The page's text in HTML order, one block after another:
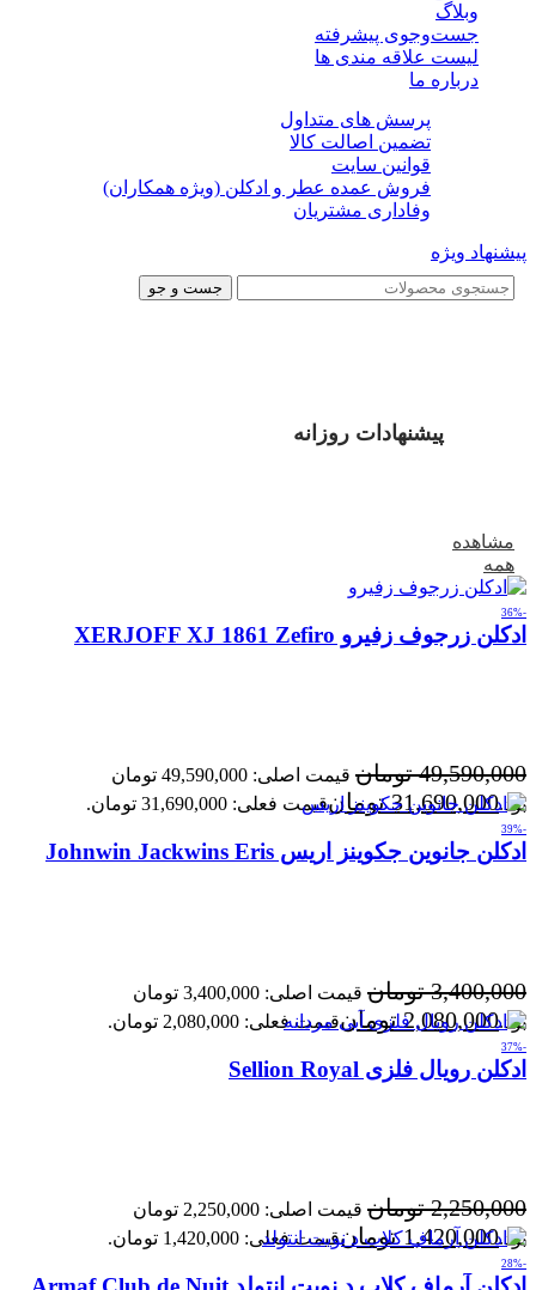
وبلاگ
جست‌وجوی پیشرفته
لیست علاقه مندی ها
درباره ما
پرسش های متداول
تضمین اصالت کالا
قوانین سایت
فروش عمده عطر و ادکلن (ویژه همکاران)
وفاداری مشتریان
پیشنهاد ویژه
جست و جو
پیشنهادات روزانه
مشاهده
همه
-36%
ادکلن زرجوف زفیرو XERJOFF XJ 1861 Zefiro
49,590,000 تومان
قیمت اصلی: 49,590,000 تومان
بود.31,690,000 تومانقیمت فعلی: 31,690,000 تومان.
-39%
ادکلن جانوین جکوینز اریس Johnwin Jackwins Eris
3,400,000 تومان
قیمت اصلی: 3,400,000 تومان
بود.2,080,000 تومانقیمت فعلی: 2,080,000 تومان.
-37%
ادکلن رویال فلزی Sellion Royal
2,250,000 تومان
قیمت اصلی: 2,250,000 تومان
بود.1,420,000 تومانقیمت فعلی: 1,420,000 تومان.
-28%